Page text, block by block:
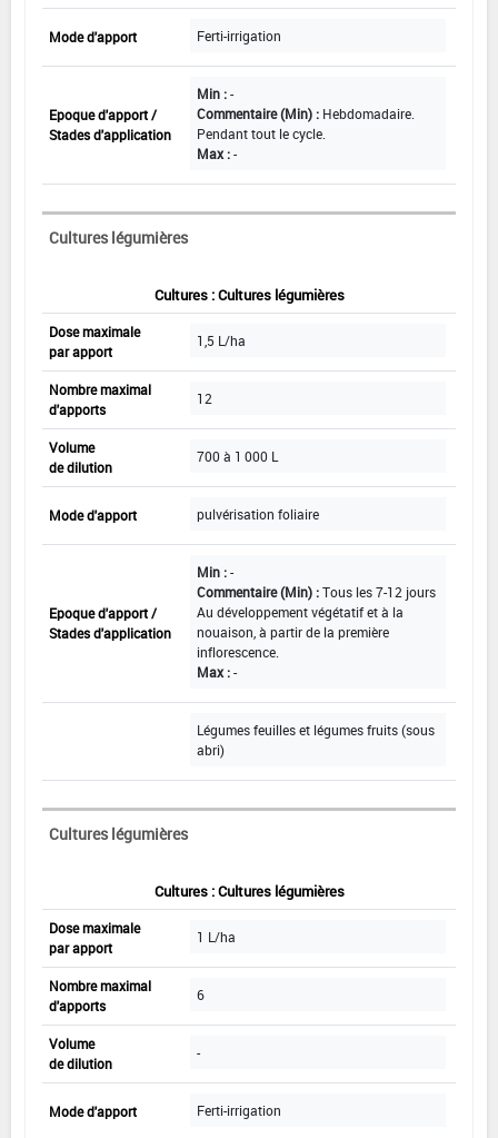
Mode d'apport Ferti-irrigation
Epoque d'apport /
Stades d'application
Min :-
Commentaire (Min) : Hebdomadaire.
Pendant tout le cycle.
Max :-
Cultures légumières
Cultures : Cultures légumières
Dose maximale
par apport
1,5 L/ha
Nombre maximal
d'apports
12
Volume
de dilution
700 à 1 000 L
Mode d'apport pulvérisation foliaire
Epoque d'apport /
Stades d'application
Min :-
Commentaire (Min) :Tous les 7-12 jours
Au développement végétatif et à la
nouaison, à partir de la première
inflorescence.
Max :-
Légumes feuilles et légumes fruits (sous
abri)
Cultures légumières
Cultures : Cultures légumières
Dose maximale
par apport
1 L/ha
Nombre maximal
d'apports
6
Volume
de dilution
-
Mode d'apport Ferti-irrigation